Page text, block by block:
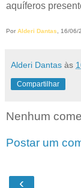
aquíferos
Por Alderi Dantas, 16/06/
Alderi Dantas às
Compartilhar
Nenhum
Postar um
‹